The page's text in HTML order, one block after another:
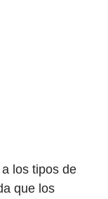
los tipos de
que los